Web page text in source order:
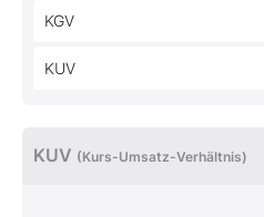
KGV
KUV
KUV (Kurs-Umsatz-Verhältnis)